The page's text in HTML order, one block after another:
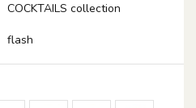
COCKTAILS collection
flash